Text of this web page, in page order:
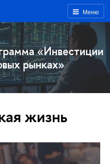
Меню
«Инвестиции
рынках»
жизнь